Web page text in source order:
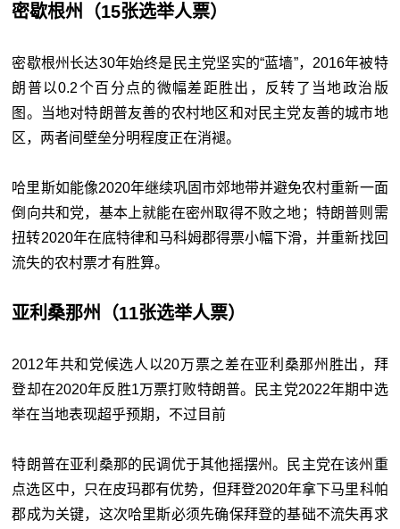
密歇根州（15张选举人票）
密歇根州长达30年始终是民主党坚实的“蓝墙”，2016年被特
朗普以0.2个百分点的微幅差距胜出，反转了当地政治版
图。当地对特朗普友善的农村地区和对民主党友善的城市地
区，两者间壁垒分明程度正在消褪。
哈里斯如能像2020年继续巩固市郊地带并避免农村重新一面
倒向共和党，基本上就能在密州取得不败之地；特朗普则需
扭转2020年在底特律和马科姆郡得票小幅下滑，并重新找回
流失的农村票才有胜算。
亚利桑那州（11张选举人票）
2012年共和党候选人以20万票之差在亚利桑那州胜出，拜
登却在2020年反胜1万票打败特朗普。民主党2022年期中选
举在当地表现超乎预期，不过目前
特朗普在亚利桑那的民调优于其他摇摆州。民主党在该州重
点选区中，只在皮玛郡有优势，但拜登2020年拿下马里科帕
郡成为关键，这次哈里斯必须先确保拜登的基础不流失再求